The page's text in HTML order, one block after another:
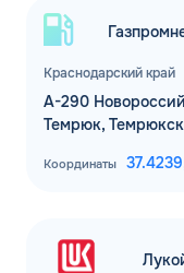
Краснодарский край
А-290
Темрюк,
Координаты